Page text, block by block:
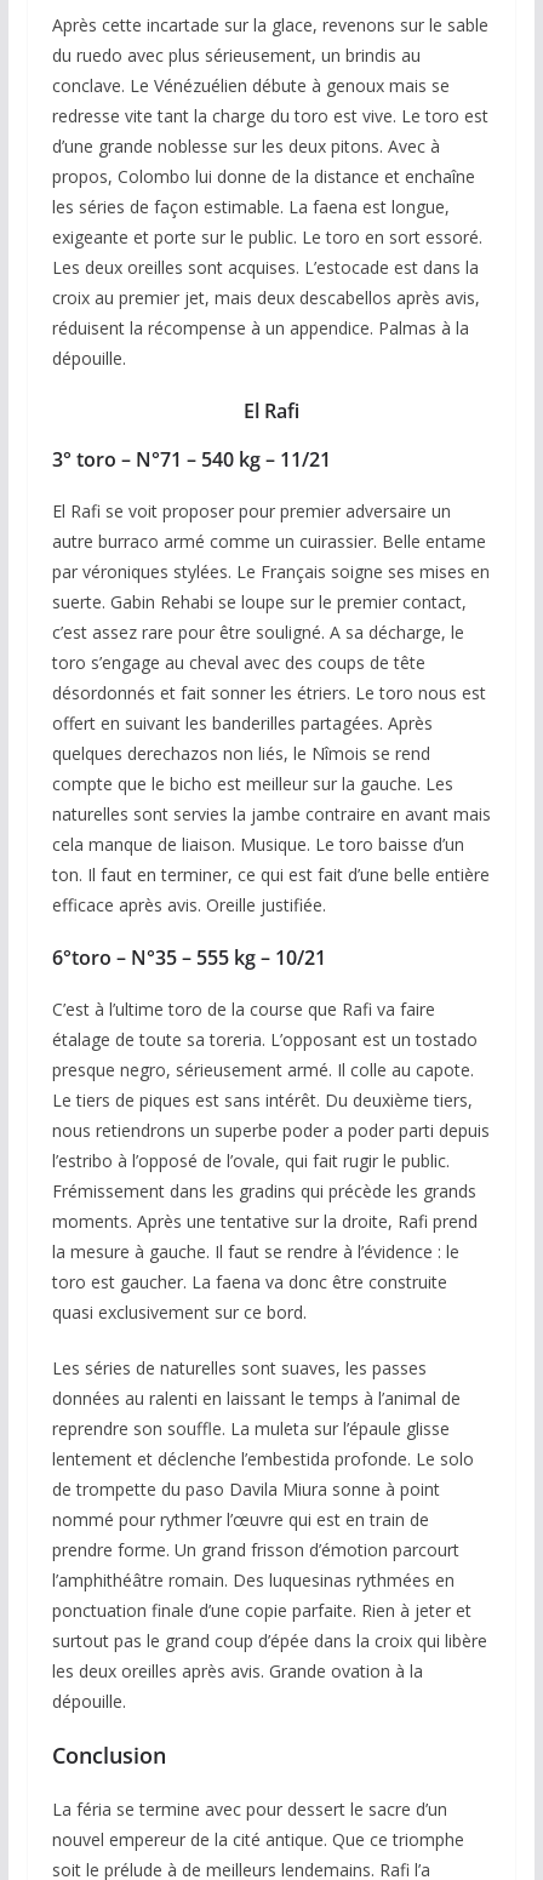
Après cette incartade sur la glace, revenons sur le sable
du ruedo avec plus sérieusement, un brindis au
conclave. Le Vénézuélien débute à genoux mais se
redresse vite tant la charge du toro est vive. Le toro est
d’une grande noblesse sur les deux pitons. Avec à
propos, Colombo lui donne de la distance et enchaîne
les séries de façon estimable. La faena est longue,
exigeante et porte sur le public. Le toro en sort essoré.
Les deux oreilles sont acquises. L’estocade est dans la
croix au premier jet, mais deux descabellos après avis,
réduisent la récompense à un appendice. Palmas à la
dépouille.
El Rafi
3° toro – N°71 – 540 kg – 11/21
El Rafi se voit proposer pour premier adversaire un
autre burraco armé comme un cuirassier. Belle entame
par véroniques stylées. Le Français soigne ses mises en
suerte. Gabin Rehabi se loupe sur le premier contact,
c’est assez rare pour être souligné. A sa décharge, le
toro s’engage au cheval avec des coups de tête
désordonnés et fait sonner les étriers. Le toro nous est
offert en suivant les banderilles partagées. Après
quelques derechazos non liés, le Nîmois se rend
compte que le bicho est meilleur sur la gauche. Les
naturelles sont servies la jambe contraire en avant mais
cela manque de liaison. Musique. Le toro baisse d’un
ton. Il faut en terminer, ce qui est fait d’une belle entière
efficace après avis. Oreille justifiée.
6°toro – N°35 – 555 kg – 10/21
C’est à l’ultime toro de la course que Rafi va faire
étalage de toute sa toreria. L’opposant est un tostado
presque negro, sérieusement armé. Il colle au capote.
Le tiers de piques est sans intérêt. Du deuxième tiers,
nous retiendrons un superbe poder a poder parti depuis
l’estribo à l’opposé de l’ovale, qui fait rugir le public.
Frémissement dans les gradins qui précède les grands
moments. Après une tentative sur la droite, Rafi prend
la mesure à gauche. Il faut se rendre à l’évidence : le
toro est gaucher. La faena va donc être construite
quasi exclusivement sur ce bord.
Les séries de naturelles sont suaves, les passes
données au ralenti en laissant le temps à l’animal de
reprendre son souffle. La muleta sur l’épaule glisse
lentement et déclenche l’embestida profonde. Le solo
de trompette du paso Davila Miura sonne à point
nommé pour rythmer l’œuvre qui est en train de
prendre forme. Un grand frisson d’émotion parcourt
l’amphithéâtre romain. Des luquesinas rythmées en
ponctuation finale d’une copie parfaite. Rien à jeter et
surtout pas le grand coup d’épée dans la croix qui libère
les deux oreilles après avis. Grande ovation à la
dépouille.
Conclusion
La féria se termine avec pour dessert le sacre d’un
nouvel empereur de la cité antique. Que ce triomphe
soit le prélude à de meilleurs lendemains. Rafi l’a